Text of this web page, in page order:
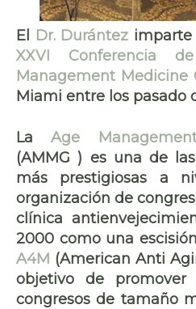
El Dr. Durántez imparte
XXVI Conferencia
Management Medicine
Miami entre los pasado
LaAge
(AMMG ) es una de
más prestigiosas a
organización de
clínica
2000 como una
A4M (American Anti
objetivo de
congresos de tamaño